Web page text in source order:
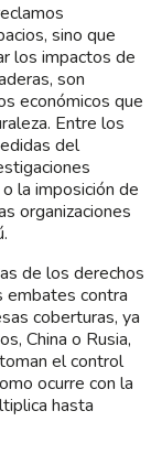
sino que
los impactos de
son
económicos que
Entre los
del
la imposición de
organizaciones
de los derechos
embates contra
coberturas, ya
China o Rusia,
el control
ocurre con la
hasta